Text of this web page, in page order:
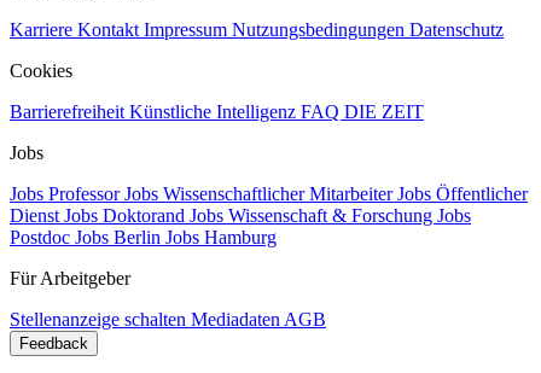
Karriere Kontakt Impressum Nutzungsbedingungen Datenschutz
Cookies
Barrierefreiheit Künstliche Intelligenz FAQ DIE ZEIT
Jobs
Jobs ProfessorJobs Wissenschaftlicher MitarbeiterJobs Öffentlicher
Dienst Jobs Doktorand Jobs Wissenschaft & Forschung Jobs
Postdoc Jobs Berlin Jobs Hamburg
Für Arbeitgeber
Stellenanzeige schalten Mediadaten AGB
Feedback